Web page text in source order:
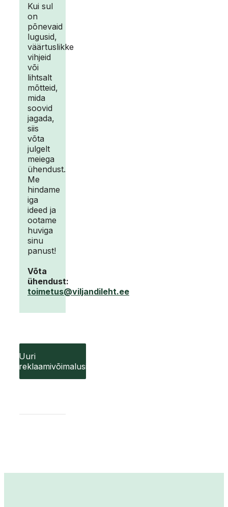
Kui sul
on
põnevaid
lugusid,
väärtuslikke
vihjeid
või
lihtsalt
mõtteid,
mida
soovid
jagada,
siis
võta
julgelt
meiega
ühendust.
Me
hindame
iga
ideed ja
ootame
huviga
sinu
panust!
Võta
ühendust:
toimetus@viljandileht.ee
Uuri
reklaamivõimalusi